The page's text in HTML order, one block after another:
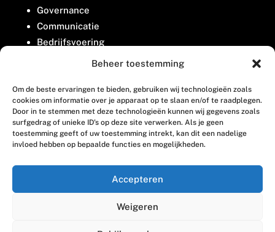
Beheer toestemming
Om de beste ervaringen te bieden, gebruiken wij technologieën zoals
cookies om informatie over je apparaat op te slaan en/of te raadplegen.
Door in te stemmen met deze technologieën kunnen wij gegevens zoals
surfgedrag of unieke ID's op deze site verwerken. Als je geen
toestemming geeft of uw toestemming intrekt, kan dit een nadelige
invloed hebben op bepaalde functies en mogelijkheden.
Accepteren
Weigeren
Governance
Communicatie
Bedrijfsvoering
Belangenbehartiging
Contact
Houttuinlaan 8
3447 GM Woerden